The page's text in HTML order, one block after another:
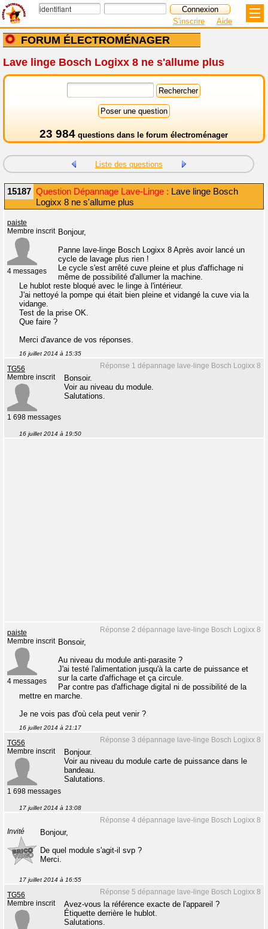
FORUM ÉLECTROMÉNAGER
S'inscrire Aide
Lave linge Bosch Logixx 8 ne s'allume plus
23 984 questions dans le forum électroménager
Liste des questions
15187 Question Dépannage Lave-Linge : Lave linge Bosch
Logixx 8 ne s'allume plus
paiste
Membre inscrit
4 messages
Bonjour,
Panne lave-linge Bosch Logixx 8 Après avoir lancé un
cycle de lavage plus rien !
Le cycle s'est arrêté cuve pleine et plus d'affichage ni
même de possibilité d'allumer la machine.
Le hublot reste bloqué avec le linge à l'intérieur.
J'ai nettoyé la pompe qui était bien pleine et vidangé la cuve via la
vidange.
Test de la prise OK.
Que faire ?
Merci d'avance de vos réponses.
16 juillet 2014 à 15:35
Réponse 1 dépannage lave-linge Bosch Logixx 8
TG56
Membre inscrit
1 698 messages
Bonsoir.
Voir au niveau du module.
Salutations.
16 juillet 2014 à 19:50
Réponse 2 dépannage lave-linge Bosch Logixx 8
paiste
Membre inscrit
4 messages
Bonsoir,
Au niveau du module anti-parasite ?
J'ai testé l'alimentation jusqu'à la carte de puissance et
sur la carte d'affichage et ça circule.
Par contre pas d'affichage digital ni de possibilité de la
mettre en marche.
Je ne vois pas d'où cela peut venir ?
16 juillet 2014 à 21:17
Réponse 3 dépannage lave-linge Bosch Logixx 8
TG56
Membre inscrit
1 698 messages
Bonjour.
Voir au niveau du module carte de puissance dans le
bandeau.
Salutations.
17 juillet 2014 à 13:08
Réponse 4 dépannage lave-linge Bosch Logixx 8
Invité
Bonjour,
De quel module s'agit-il svp ?
Merci.
17 juillet 2014 à 16:55
Réponse 5 dépannage lave-linge Bosch Logixx 8
TG56
Membre inscrit
Avez-vous la référence exacte de l'appareil ?
Étiquette derrière le hublot.
Salutations.